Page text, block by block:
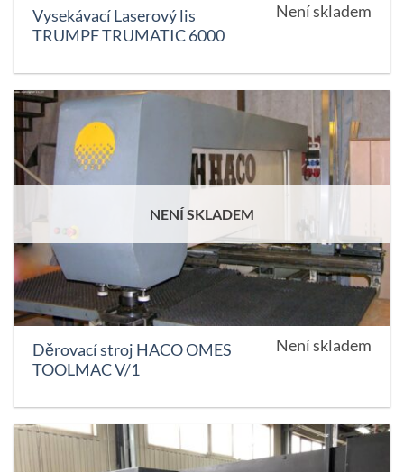
Vysekávací Laserový lis
TRUMPF TRUMATIC 6000
Není skladem
NENÍ SKLADEM
Děrovací stroj HACO OMES
TOOLMAC V/1
Není skladem